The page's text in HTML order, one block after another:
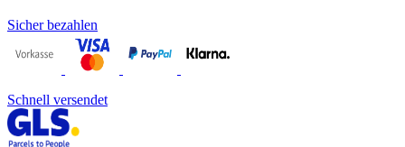
Sicher bezahlen
Schnell versendet